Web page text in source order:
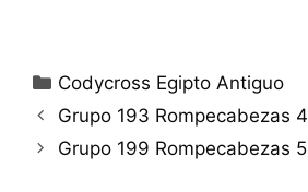
Categorías
Codycross Egipto Antiguo
Grupo 193 Rompecabezas 4
Grupo 199 Rompecabezas 5